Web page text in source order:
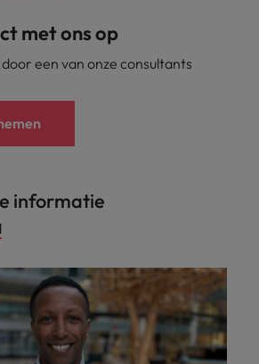
met ons op
een van onze consultants
informatie